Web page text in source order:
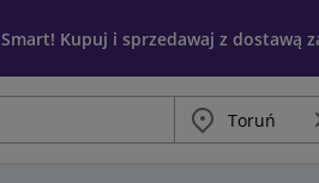
Kupuj i sprzedawaj z dostawą
Miasto